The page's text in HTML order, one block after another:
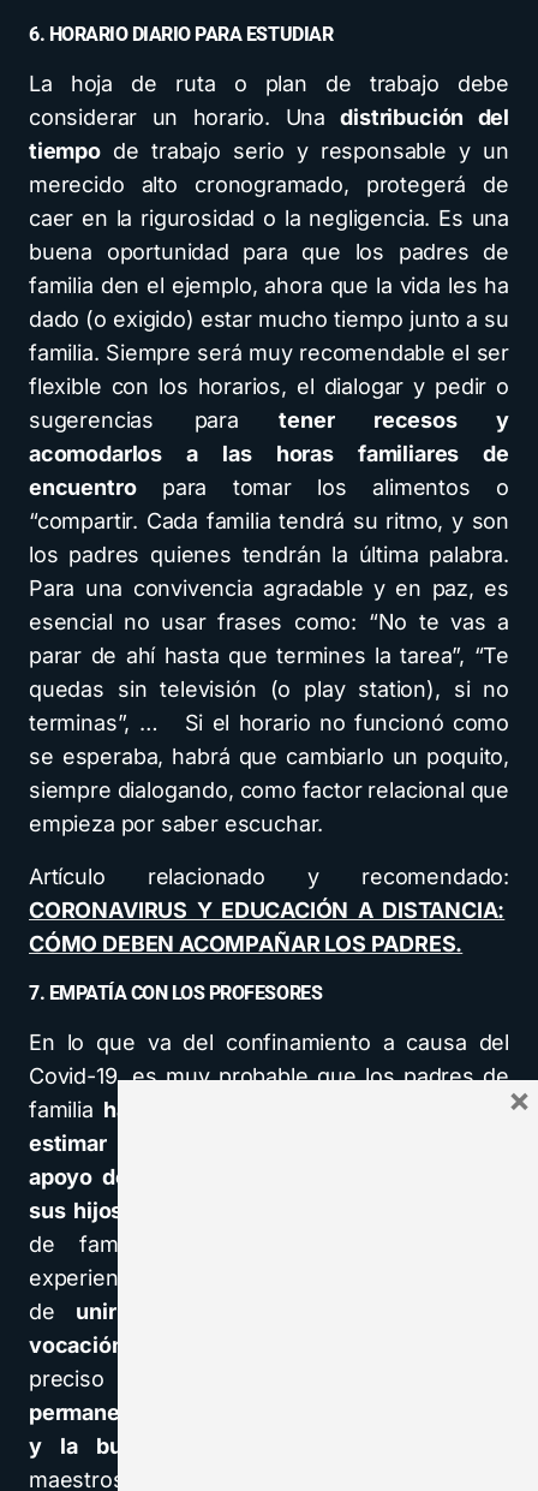
6. HORARIO DIARIO PARA ESTUDIAR
La hoja de ruta o plan de trabajo debe
considerar un horario. Unadistribución del
tiempode trabajo serio y responsable y un
merecido alto cronogramado, protegerá de
caer en la rigurosidad o la negligencia. Es una
buena oportunidad para que los padres de
familia den el ejemplo, ahora que la vida les ha
dado (o exigido) estar mucho tiempo junto a su
familia. Siempre será muy recomendable el ser
flexible con los horarios, el dialogar y pedir o
sugerencias paratener recesos y
acomodarlos a las horas familiares de
encuentropara tomar los alimentos o
“compartir. Cada familia tendrá su ritmo, y son
los padres quienes tendrán la última palabra.
Para una convivencia agradable y en paz, es
esencial no usar frases como: “No te vas a
parar de ahí hasta que termines la tarea”, “Te
quedas sin televisión (o play station), si no
terminas”, … Si el horario no funcionó como
se esperaba, habrá que cambiarlo un poquito,
siempre dialogando, como factor relacional que
empieza por saber escuchar.
Artículo relacionado y recomendado:
CORONAVIRUS Y EDUCACIÓN A DISTANCIA:
CÓMO DEBEN ACOMPAÑAR LOS PADRES.
7. EMPATÍA CON LOS PROFESORES
En lo que va del confinamiento a causa del
Covid-19, es muy probable que los padres de
familia han tenido y tienen la oportunidad de
estimar desde una experiencia inédita, el
apoyo de los profesores en la educación de
sus hijos
de familia, y están pasando la misma
experiencia de Usted. Ha llegado el momento
de unir las cualidades propias de cada
vocación
preciso mantener una
permanente y sincera,
y la buena coordinación
maestros, dependerá mucho el que
×